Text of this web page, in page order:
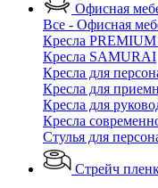
Офисная
Все - Офисная
Кресла
Кресла SAMURAI
Кресла для
Кресла для
Кресла для
Кресла
Стулья для
Стрейч